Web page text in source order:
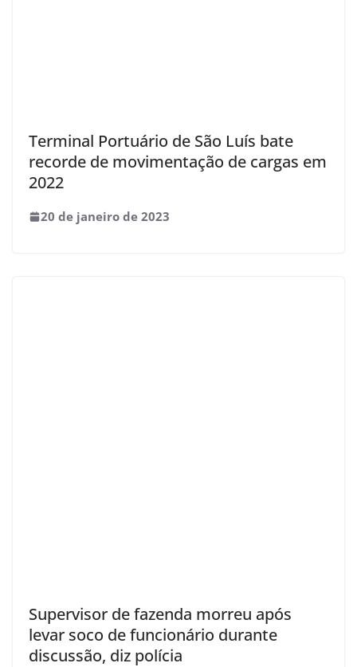
Terminal Portuário de São Luís bate
recorde de movimentação de cargas em
2022
20 de janeiro de 2023
Supervisor de fazenda morreu após
levar soco de funcionário durante
discussão, diz polícia